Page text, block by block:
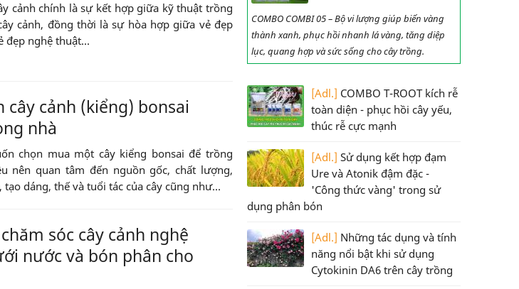
cảnh chính là sự kết hợp giữa kỹ thuật trồng
cảnh, đồng thời là sự hòa hợp giữa vẻ đẹp
đẹp nghệ thuật...
cây cảnh (kiểng) bonsai
nhà
chọn mua một cây kiểng bonsai để trồng
nên quan tâm đến nguồn gốc, chất lượng,
tạo dáng, thế và tuổi tác của cây cũng như...
sóc cây cảnh nghệ
nước và bón phân cho
COMBO COMBI 05 – Bộ vi lượng giúp biến vàng
thành xanh, phục hồi nhanh lá vàng, tăng diệp
lục, quang hợp và sức sống cho cây trồng.
[Adl.] COMBO T-ROOT kích rễ
toàn diện - phục hồi cây yếu,
thúc rễ cực mạnh
[Adl.] Sử dụng kết hợp đạm
Ure và Atonik đậm đặc -
'Công thức vàng' trong sử
dụng phân bón
[Adl.] Những tác dụng và tính
năng nổi bật khi sử dụng
Cytokinin DA6 trên cây trồng